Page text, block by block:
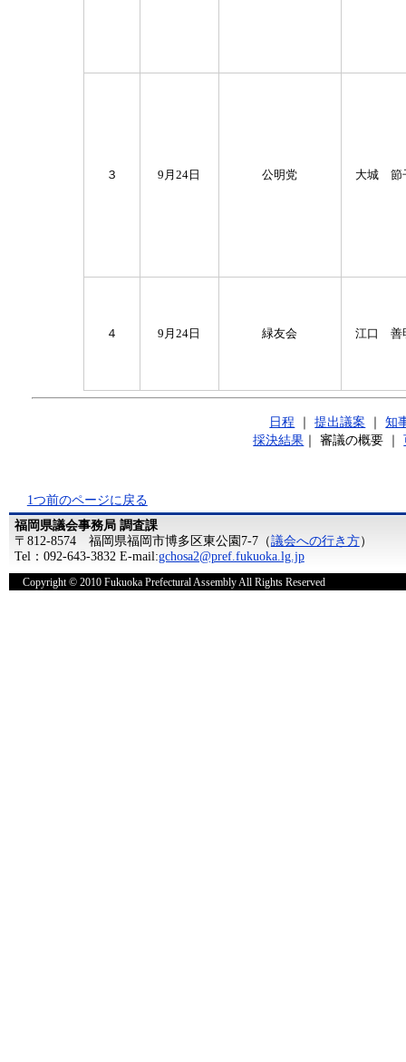
３ 9月24日 公明党 大城 節
４ 9月24日 緑友会 江口 善
日程 ｜提出議案 ｜知
採決結果 ｜審議の概要 ｜
1つ前のページに戻る
福岡県議会事務局 調査課
〒812-8574 福岡県福岡市博多区東公園7-7（議会への行き方）
Tel：092-643-3832 E-mail:gchosa2@pref.fukuoka.lg.jp
Copyright © 2010 Fukuoka Prefectural Assembly All Rights Reserved